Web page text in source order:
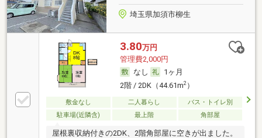
埼玉県加須市柳生
3.80万円
管理費2,000円
なし
1ヶ月
2階 / 2DK（44.61m2）
敷金なし 二人暮らし
バス・トイレ別
駐車場(近隣含)
最上階 角部屋
屋根裏収納付きの2DK、2階角部屋に空きが出ました。